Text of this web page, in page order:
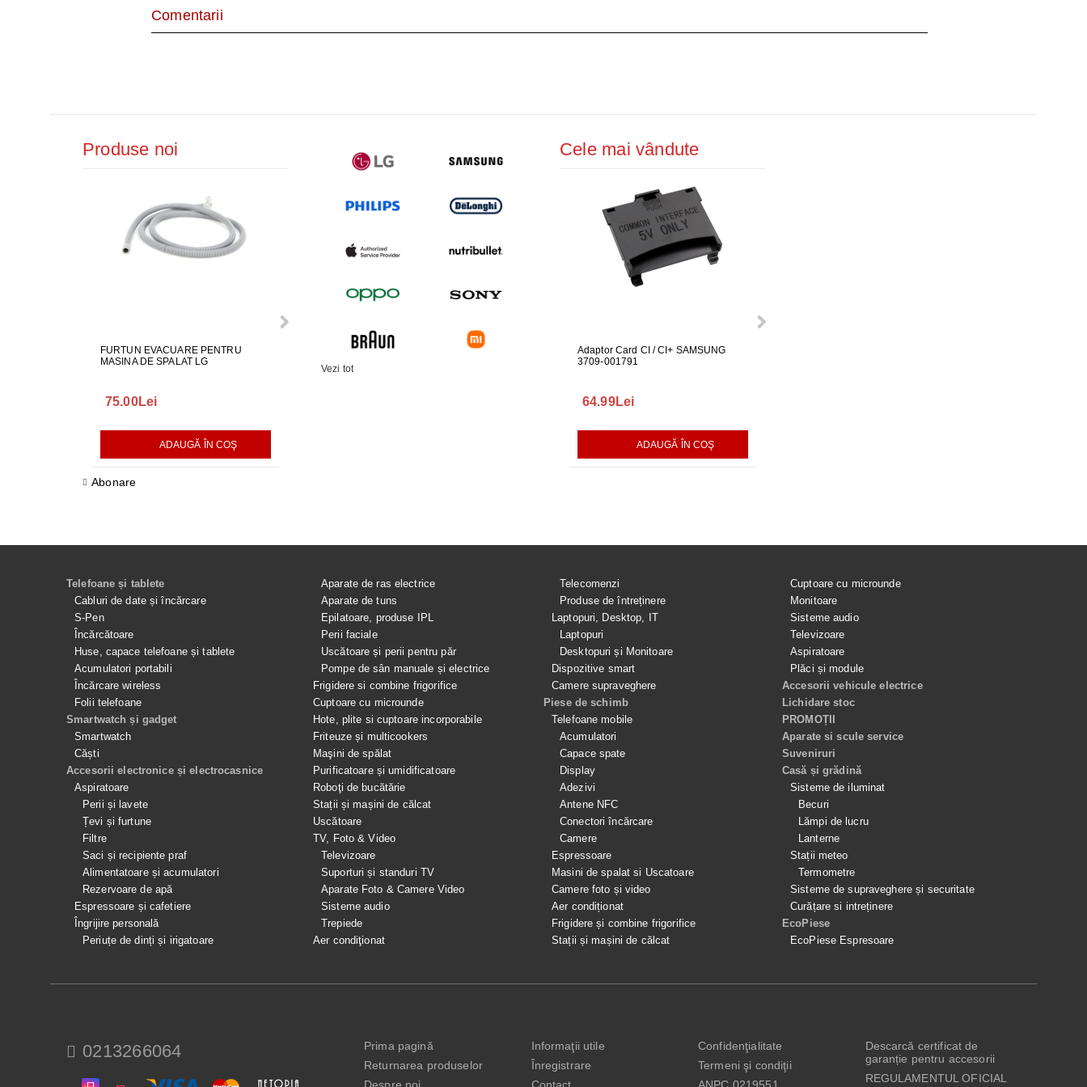
Comentarii
Produse noi
FURTUN EVACUARE PENTRU
MASINA DE SPALAT LG
75.00Lei
ADAUGĂ ÎN COŞ
GARNITURA HUBLOU MASINA DE
GARNITURA HUBLOU MASINA DE
DUZA PICURATOR CP0446/01
Abonare
Vezi tot
Cele mai vândute
Adaptor Card CI / CI+ SAMSUNG
3709-001791
64.99Lei
ADAUGĂ ÎN COŞ
Telefoane și tablete
Cabluri de date și încărcare
S-Pen
Încărcătoare
Huse, capace telefoane și tablete
Acumulatori portabili
Încărcare wireless
Folii telefoane
Smartwatch și gadget
Smartwatch
Căști
Accesorii electronice și electrocasnice
Aspiratoare
Perii și lavete
Țevi și furtune
Filtre
Saci și recipiente praf
Alimentatoare și acumulatori
Rezervoare de apă
Espressoare și cafetiere
Îngrijire personală
Periuțe de dinți și irigatoare
Aparate de ras electrice
Aparate de tuns
Epilatoare, produse IPL
Perii faciale
Uscătoare și perii pentru păr
Pompe de sân manuale și electrice
Frigidere si combine frigorifice
Cuptoare cu microunde
Hote, plite si cuptoare incorporabile
Friteuze și multicookers
Maşini de spălat
Purificatoare și umidificatoare
Roboţi de bucătărie
Stații și mașini de călcat
Uscătoare
TV, Foto & Video
Televizoare
Suporturi și standuri TV
Aparate Foto & Camere Video
Sisteme audio
Trepiede
Aer condiţionat
Telecomenzi
Produse de întreținere
Laptopuri, Desktop, IT
Laptopuri
Desktopuri și Monitoare
Dispozitive smart
Camere supraveghere
Piese de schimb
Telefoane mobile
Acumulatori
Capace spate
Display
Adezivi
Antene NFC
Conectori încărcare
Camere
Espressoare
Masini de spalat si Uscatoare
Camere foto și video
Aer condiționat
Frigidere și combine frigorifice
Stații și mașini de călcat
Cuptoare cu microunde
Monitoare
Sisteme audio
Televizoare
Aspiratoare
Plăci și module
Accesorii vehicule electrice
Lichidare stoc
PROMOȚII
Aparate si scule service
Suveniruri
Casă și grădină
Sisteme de iluminat
Becuri
Lămpi de lucru
Lanterne
Stații meteo
Termometre
Sisteme de supraveghere și securitate
Curățare si intreținere
EcoPiese
EcoPiese Espresoare
0213266064
Prima pagină
Returnarea produselor
Informaţii utile
Înregistrare
Confidenţialitate
Termeni şi condiţii
Descarcă certificat de
garanție pentru accesorii
REGULAMENTUL OFICIAL